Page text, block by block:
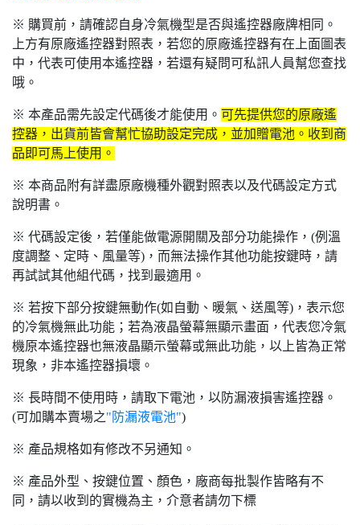
※ 購買前，請確認自身冷氣機型是否與遙控器廠牌相同。
上方有原廠遙控器對照表，若您的原廠遙控器有在上面圖表
中，代表可使用本遙控器，若還有疑問可私訊人員幫您查找
哦。
※ 本產品需先設定代碼後才能使用。 可先提供您的原廠遙
控器，出貨前皆會幫忙協助設定完成，並加贈電池。收到商
品即可馬上使用。
※ 本商品附有詳盡原廠機種外觀對照表以及代碼設定方式
說明書。
※ 代碼設定後，若僅能做電源開關及部分功能操作，(例溫
度調整、定時、風量等)，而無法操作其他功能按鍵時，請
再試試其他組代碼，找到最適用。
※ 若按下部分按鍵無動作(如自動、暖氣、送風等)，表示您
的冷氣機無此功能；若為液晶螢幕無顯示畫面，代表您冷氣
機原本遙控器也無液晶顯示螢幕或無此功能，以上皆為正常
現象，非本遙控器損壞。
※ 長時間不使用時，請取下電池，以防漏液損害遙控器。
(可加購本賣場之"防漏液電池")
※ 產品規格如有修改不另通知。
※ 產品外型、按鍵位置、顏色，廠商每批製作皆略有不
同，請以收到的實機為主，介意者請勿下標